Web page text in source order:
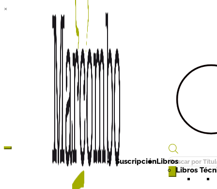
×
Búsqueda
de
productos
SuscripciónLibros
Libros